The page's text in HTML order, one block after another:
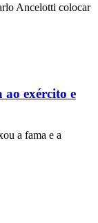
Ancelotti colocar
exército e
a fama e a